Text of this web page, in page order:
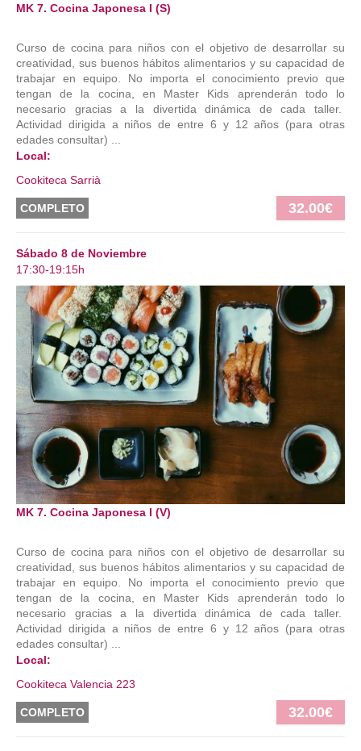
MK 7. Cocina Japonesa I (S)
Curso de cocina para niños con el objetivo de desarrollar su
creatividad, sus buenos hábitos alimentarios y su capacidad de
trabajar en equipo. No importa el conocimiento previo que
tengan de la cocina, en Master Kids aprenderán todo lo
necesario gracias a la divertida dinámica de cada taller.
Actividad dirigida a niños de entre 6 y 12 años (para otras
edades consultar) ...
Local:
Cookiteca Sarrià
COMPLETO 32.00€
Sábado 8 de Noviembre
17:30-19:15h
MK 7. Cocina Japonesa I (V)
Curso de cocina para niños con el objetivo de desarrollar su
creatividad, sus buenos hábitos alimentarios y su capacidad de
trabajar en equipo. No importa el conocimiento previo que
tengan de la cocina, en Master Kids aprenderán todo lo
necesario gracias a la divertida dinámica de cada taller.
Actividad dirigida a niños de entre 6 y 12 años (para otras
edades consultar) ...
Local:
Cookiteca Valencia 223
COMPLETO 32.00€